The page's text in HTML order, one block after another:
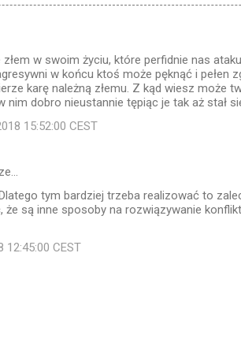
w swoim życiu, które perfidnie nas
w końcu ktoś może pęknąć i pełen
karę należną złemu. Z kąd wiesz może
nim dobro nieustannie tępiąc je tak aż stał
15:52:00 CEST
tym bardziej trzeba realizować to
są inne sposoby na rozwiązywanie
12:45:00 CEST